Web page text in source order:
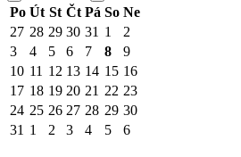
Po Út St Čt Pá So Ne
27 28 29 30 31 1
2
3
4 5 6 7 8
9
10 11 12 13 14 15 16
17 18 19 20 21 22 23
24 25 26 27 28 29 30
31 1 2 3 4 5 6